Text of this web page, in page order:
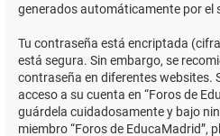
generados automáticamente por el
Tu contraseña está encriptada
está segura. Sin embargo, se
contraseña en diferentes websites.
acceso a su cuenta en “Foros de
guárdela cuidadosamente y bajo
miembro “Foros de EducaMadrid”,